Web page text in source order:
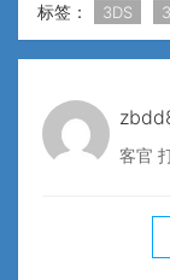
标签： 3DS
客官